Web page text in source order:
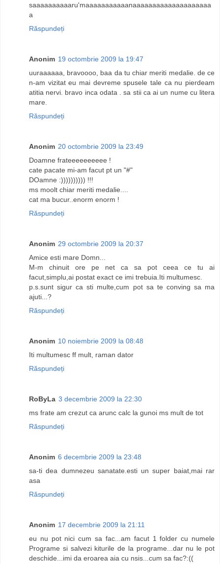
saaaaaaaaaaru'maaaaaaaaaaanaaaaaaaaaaaaaaaaaaaa
a
Răspundeți
Anonim 19 octombrie 2009 la 19:47
uuraaaaaa, bravoooo, baa da tu chiar meriti medalie. de ce
n-am vizitat eu mai devreme spusele tale ca nu pierdeam
atitia nervi. bravo inca odata . sa stii ca ai un nume cu litera
mare.
Răspundeți
Anonim 20 octombrie 2009 la 23:49
Doamne frateeeeeeeeee !
cate pacate mi-am facut pt un "#"
DOamne :)))))))))) !!!
ms moolt chiar meriti medalie....
cat ma bucur..enorm enorm !
Răspundeți
Anonim 29 octombrie 2009 la 20:37
Amice esti mare Domn...
M-m chinuit ore pe net ca sa pot ceea ce tu ai
facut,simplu,ai postat exact ce imi trebuia.Iti multumesc.
p.s.sunt sigur ca sti multe,cum pot sa te conving sa ma
ajuti...?
Răspundeți
Anonim 10 noiembrie 2009 la 08:48
Iti multumesc ff mult, raman dator
Răspundeți
RoByLa 3 decembrie 2009 la 22:30
ms frate am crezut ca arunc calc la gunoi ms mult de tot
Răspundeți
Anonim 6 decembrie 2009 la 23:48
sa-ti dea dumnezeu sanatate.esti un super baiat,mai rar
asa
Răspundeți
Anonim 17 decembrie 2009 la 21:11
eu nu pot nici cum sa fac...am facut 1 folder cu numele
Programe si salvezi kiturile de la programe...dar nu le pot
deschide...imi da eroarea aia cu nsis...cum sa fac?:((